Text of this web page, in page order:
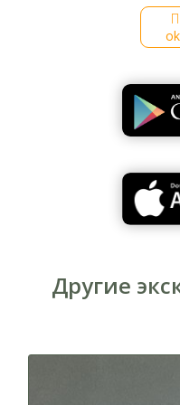
поезда, прибывающие
идее скульпторов
который сейчас
руке, сначала был у
Авторами станции
киевский
Игнащенко, Петр
а также большая
Другие